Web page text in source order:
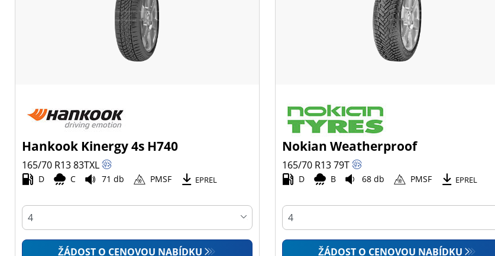
Hankook Kinergy 4s H740
165/70 R1383TXL
D C 71 db PMSF EPREL
ŽÁDOST O CENOVOU NABÍDKU
Nokian Weatherproof
165/70 R1379T
D B 68 db PMSF EPREL
ŽÁDOST O CENOVOU NABÍDKU